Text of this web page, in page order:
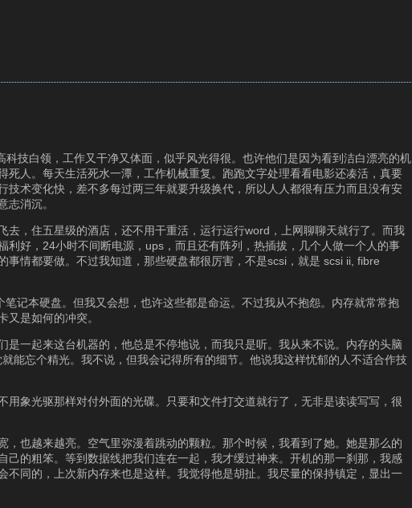
技白领，工作又干净又体面，似乎风光得很。也许他们是因为看到洁白漂亮的机
人。每天生活死水一潭，工作机械重复。跑跑文字处理看看电影还凑活，真要
术变化快，差不多每过两三年就要升级换代，所以人人都很有压力而且没有安
志消沉。
，住五星级的酒店，还不用干重活，运行运行word，上网聊聊天就行了。而我
好，24小时不间断电源，ups，而且还有阵列，热插拔，几个人做一个人的事
情都要做。不过我知道，那些硬盘都很厉害，不是scsi，就是 scsi ii, fibre
记本硬盘。但我又会想，也许这些都是命运。不过我从不抱怨。内存就常常抱
是如何的冲突。
一起来这台机器的，他总是不停地说，而我只是听。我从来不说。内存的头脑
能忘个精光。我不说，但我会记得所有的细节。他说我这样忧郁的人不适合作技
象光驱那样对付外面的光碟。只要和文件打交道就行了，无非是读读写写，很
也越来越亮。空气里弥漫着跳动的颗粒。那个时候，我看到了她。她是那么的
的粗笨。等到数据线把我们连在一起，我才缓过神来。开机的那一刹那，我感
同的，上次新内存来也是这样。我觉得他是胡扯。我尽量的保持镇定，显出一